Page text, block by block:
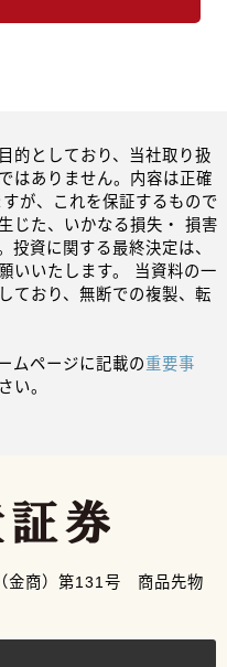
的としており、当社取り扱
はありません。内容は正確
が、これを保証するもので
じた、いかなる損失・ 損害
投資に関する最終決定は、
いいたします。 当資料の一
ており、無断での複製、転
ムページに記載の重要事
い。
金商）第131号 商品先物